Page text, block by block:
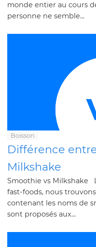
monde entier au cours
personne ne semble...
Boisson
Différence
Milkshake
Smoothie vs Milkshake
fast-foods, nous
contenant les noms de
sont proposés aux...